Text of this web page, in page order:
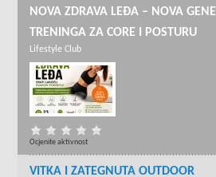
NOVA ZDRAVA LEĐA – NOVA
TRENINGA ZA CORE I POSTURU
Lifestyle Club
Ocjenite aktivnost
VITKA I ZATEGNUTA OUTDOOR